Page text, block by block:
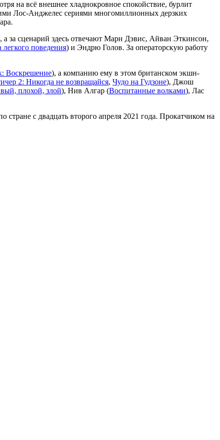
на всё внешнее хладнокровное спокойствие, бурлит
Лос-Анджелес сериями многомиллионных дерзких
а за сценарий здесь отвечают Марн Дэвис, Айван Эткинсон,
поведения) и Эндрю Голов. За операторскую работу
Воскрешение), а компанию ему в этом британском экшн-
2: Никогда не возвращайся, Чудо на Гудзоне), Джош
плохой, злой), Нив Алгар (Воспитанные волками), Лас
с двадцать второго апреля 2021 года. Прокатчиком на